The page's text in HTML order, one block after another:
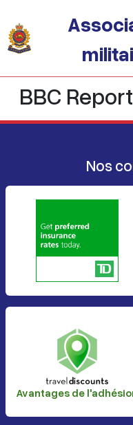
BBC
Nos
Avantages de